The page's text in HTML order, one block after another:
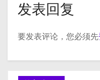
发表回复
要发表评论，您必须先